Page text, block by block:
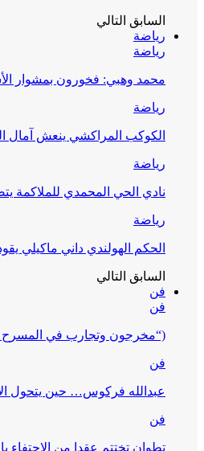
السابق التالي
رياضة
رياضة
محمد وهبي: فخورون بمشوار
رياضة
الكوكب المراكشي ينعش آمال
رياضة
نادي الحي المحمدي
رياضة
الحكم الهولندي داني ماكيلي
السابق التالي
فن
فن
(“مخرجون وتجارب في المسرح
فن
عبدالله فركوس… حين يتحول
فن
تطوان تختتم عقدا من الاحتفاء